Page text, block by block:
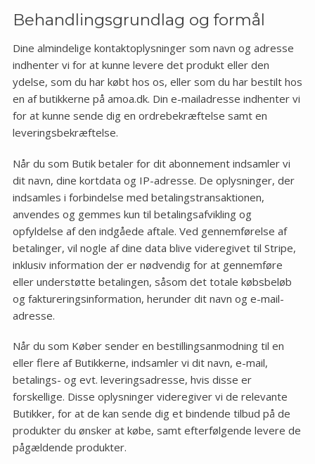
Behandlingsgrundlag og formål
Dine almindelige kontaktoplysninger som navn og adresse
indhenter vi for at kunne levere det produkt eller den
ydelse, som du har købt hos os, eller som du har bestilt hos
en af butikkerne på amoa.dk. Din e-mailadresse indhenter vi
for at kunne sende dig en ordrebekræftelse samt en
leveringsbekræftelse.
Når du som Butik betaler for dit abonnement indsamler vi
dit navn, dine kortdata og IP-adresse. De oplysninger, der
indsamles i forbindelse med betalingstransaktionen,
anvendes og gemmes kun til betalingsafvikling og
opfyldelse af den indgåede aftale. Ved gennemførelse af
betalinger, vil nogle af dine data blive videregivet til Stripe,
inklusiv information der er nødvendig for at gennemføre
eller understøtte betalingen, såsom det totale købsbeløb
og faktureringsinformation, herunder dit navn og e-mail-
adresse.
Når du som Køber sender en bestillingsanmodning til en
eller flere af Butikkerne, indsamler vi dit navn, e-mail,
betalings- og evt. leveringsadresse, hvis disse er
forskellige. Disse oplysninger videregiver vi de relevante
Butikker, for at de kan sende dig et bindende tilbud på de
produkter du ønsker at købe, samt efterfølgende levere de
pågældende produkter.